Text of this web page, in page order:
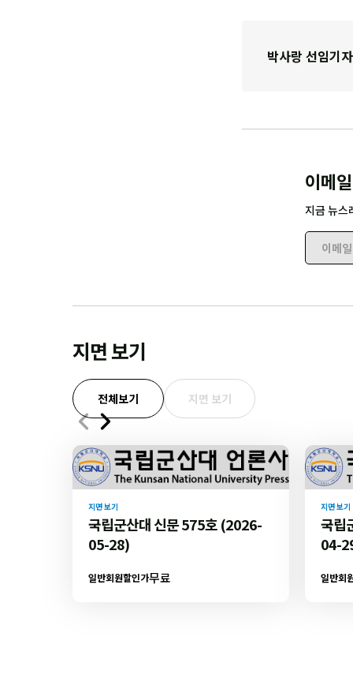
박사랑 선임기자
이메
지금 뉴스
이메일
지면 보기
전체보기 지면 보기
지면 보기
국립군산대 신문 575호 (2026-
05-28)
일반회원할인가무료
지면 보기
국립
04-
일반회